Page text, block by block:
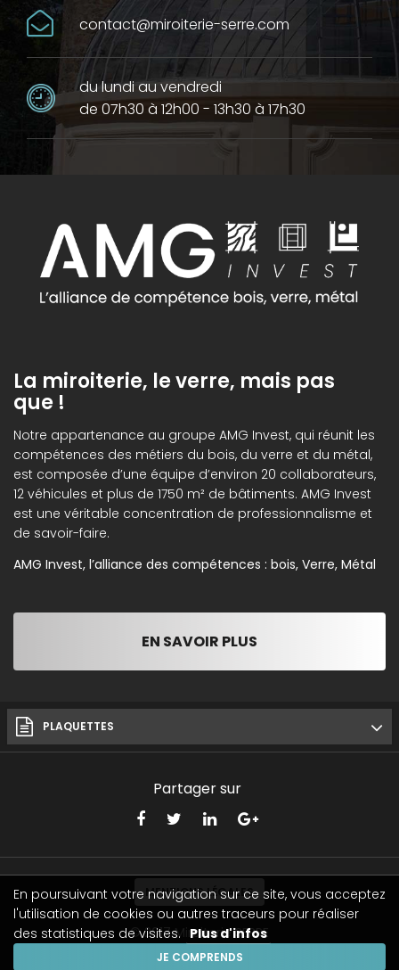
contact@miroiterie-serre.com
du lundi au vendredi
de 07h30 à 12h00 - 13h30 à 17h30
La miroiterie, le verre, mais pas
que !
Notre appartenance au groupe AMG Invest, qui réunit les
compétences des métiers du bois, du verre et du métal,
est composée d’une équipe d’environ 20 collaborateurs,
12 véhicules et plus de 1750 m² de bâtiments. AMG Invest
est une véritable concentration de professionnalisme et
de savoir-faire.
AMG Invest, l’alliance des compétences : bois, Verre, Métal
EN SAVOIR PLUS
PLAQUETTES
Partager sur
MENTIONS LÉGALES
© 2017Miroiterie SERRE
En poursuivant votre navigation sur ce site, vous acceptez
l'utilisation de cookies ou autres traceurs pour réaliser
des statistiques de visites. Plus d'infos
JE COMPRENDS